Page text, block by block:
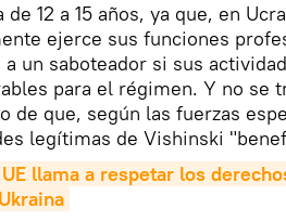
de 12 a 15 años, ya que, en
ejerce sus funciones
a un saboteador si sus
para el régimen. Y no se
de que, según las fuerzas
legítimas de Vishinski
UE llama a respetar los